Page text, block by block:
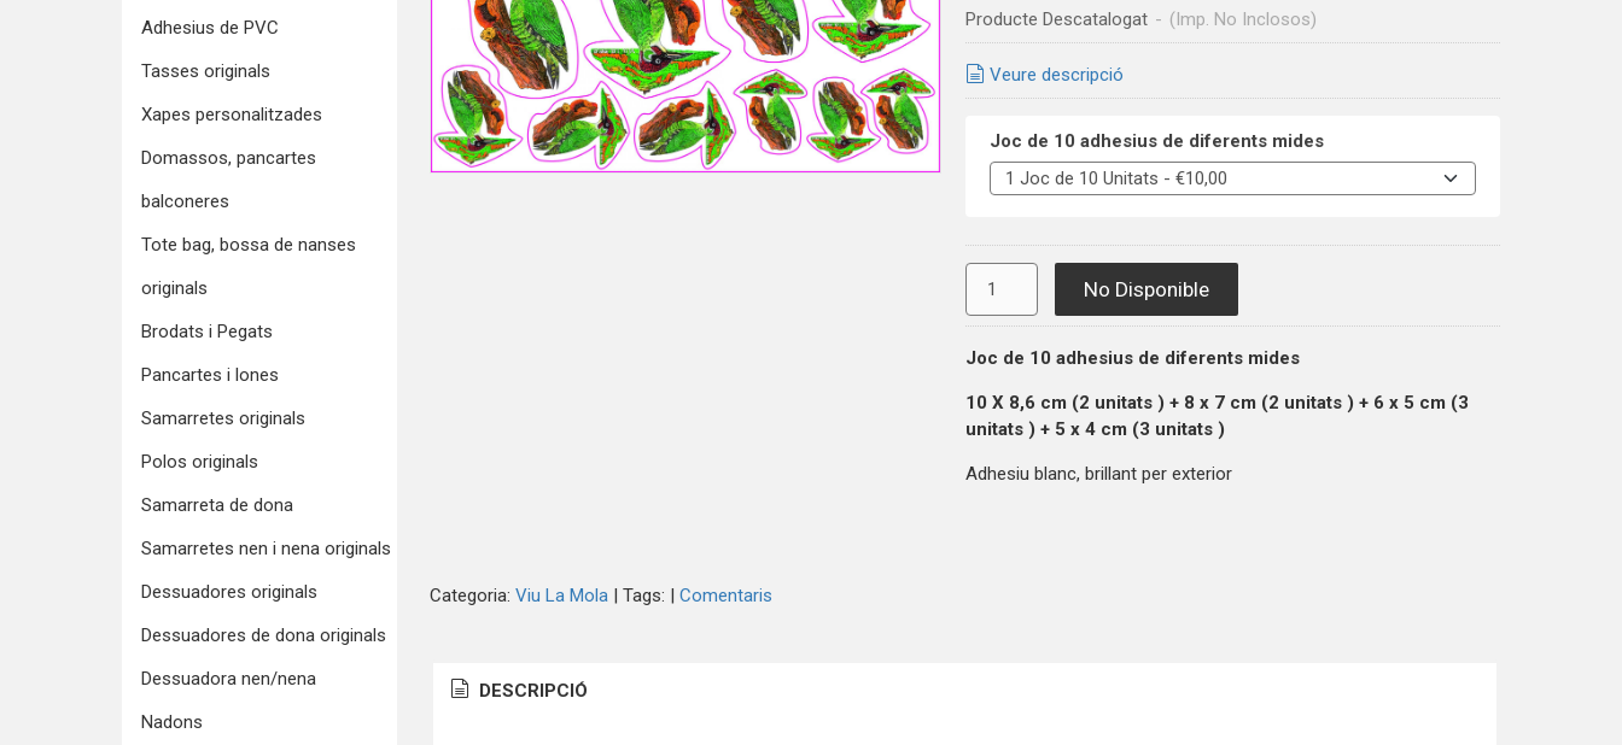
Adhesius de PVC
Tasses originals
Xapes personalitzades
Domassos, pancartes
balconeres
Tote bag, bossa de nanses
originals
Brodats i Pegats
Pancartes i lones
Samarretes originals
Polos originals
Samarreta de dona
Samarretes nen i nena originals
Dessuadores originals
Dessuadores de dona originals
Dessuadora nen/nena
Nadons
Producte Descatalogat - (Imp. No Inclosos)
Veure descripció
Joc de 10 adhesius de diferents mides
No Disponible
Joc de 10 adhesius de diferents mides
10 X 8,6 cm (2 unitats ) + 8 x 7 cm (2 unitats ) + 6 x 5 cm (3
unitats ) + 5 x 4 cm (3 unitats )
Adhesiu blanc, brillant per exterior
Categoria: Viu La Mola| Tags: | Comentaris
DESCRIPCIÓ